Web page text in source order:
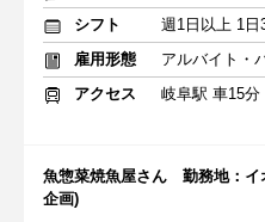
シフト
雇用形態
アルバイト・
アクセス
岐阜駅 車15分
魚惣菜焼魚屋さん 勤務地：
企画)